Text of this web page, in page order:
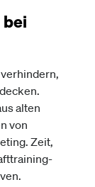
alten
von
Zeit,